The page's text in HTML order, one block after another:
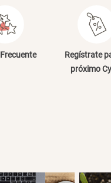
Regístrate
próximo